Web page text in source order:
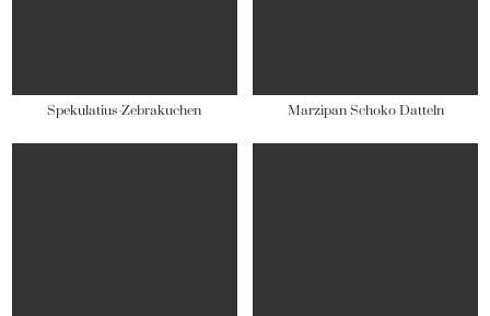
Spekulatius-Zebrakuchen Marzipan Schoko Datteln